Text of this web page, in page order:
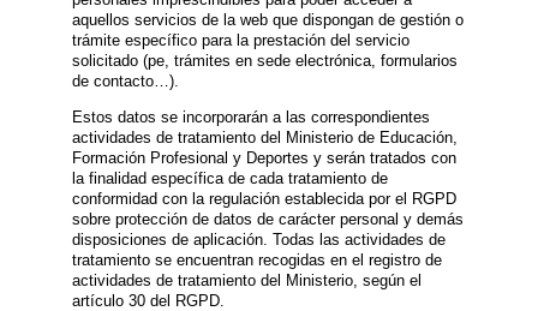
aquellos servicios de la web que dispongan de gestión o
trámite específico para la prestación del servicio
solicitado (pe, trámites en sede electrónica, formularios
de contacto…).
Estos datos se incorporarán a las correspondientes
actividades de tratamiento del Ministerio de Educación,
Formación Profesional y Deportes y serán tratados con
la finalidad específica de cada tratamiento de
conformidad con la regulación establecida por el RGPD
sobre protección de datos de carácter personal y demás
disposiciones de aplicación. Todas las actividades de
tratamiento se encuentran recogidas en el registro de
actividades de tratamiento del Ministerio, según el
artículo 30 del RGPD.